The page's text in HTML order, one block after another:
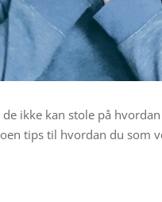
ikke kan stole på
tips til hvordan du som